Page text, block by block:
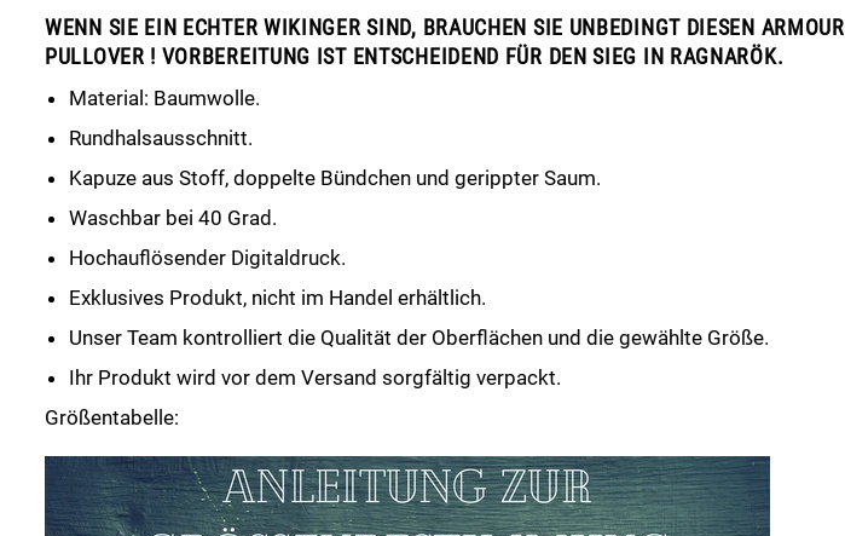
WENN SIE EIN ECHTER WIKINGER SIND, BRAUCHEN SIE UNBEDINGT DIESEN ARMOUR
PULLOVER ! VORBEREITUNG IST ENTSCHEIDEND FÜR DEN SIEG IN RAGNARÖK.
Material: Baumwolle.
Rundhalsausschnitt.
Kapuze aus Stoff, doppelte Bündchen und gerippter Saum.
Waschbar bei 40 Grad.
Hochauflösender Digitaldruck.
Exklusives Produkt, nicht im Handel erhältlich.
Unser Team kontrolliert die Qualität der Oberflächen und die gewählte Größe.
Ihr Produkt wird vor dem Versand sorgfältig verpackt.
Größentabelle: